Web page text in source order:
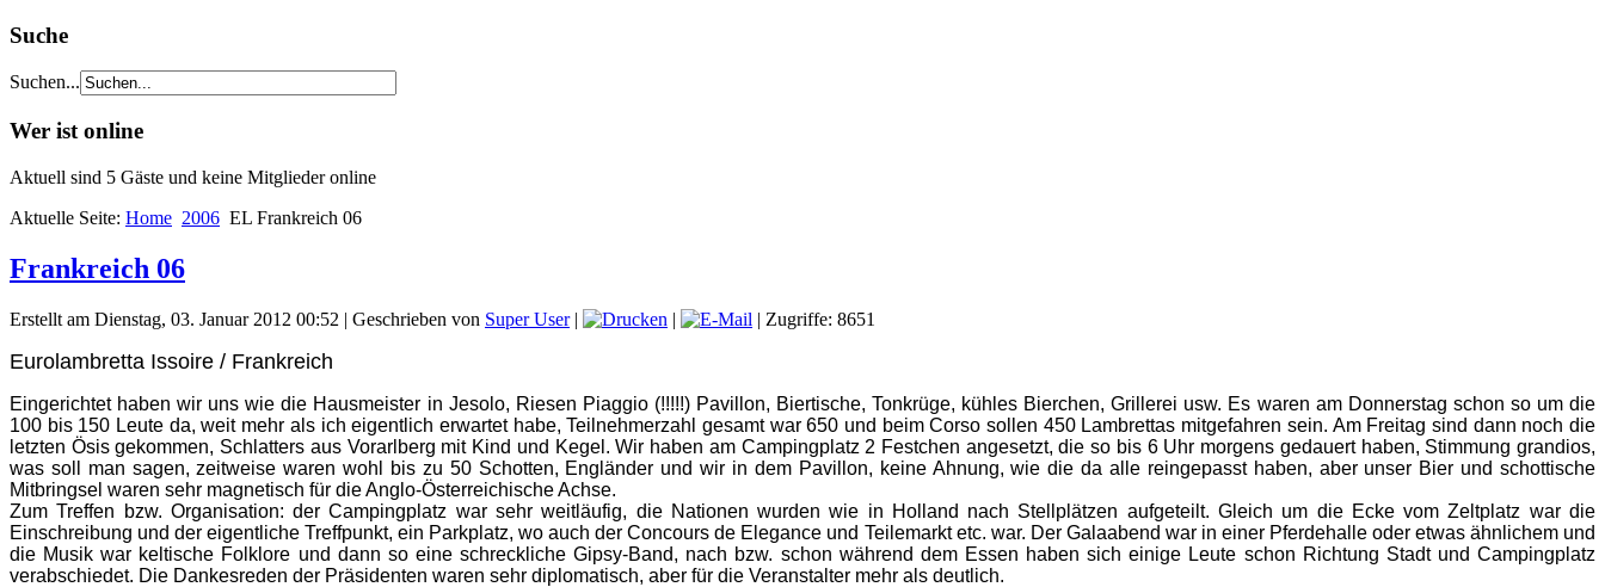
Suche
Suchen...
Wer ist online
Aktuell sind 5 Gäste und keine Mitglieder online
Aktuelle Seite: Home 2006 EL Frankreich 06
Frankreich 06
Erstellt am Dienstag, 03. Januar 2012 00:52 | Geschrieben von Super User| | | Zugriffe: 8651
Eurolambretta Issoire / Frankreich
Eingerichtet haben wir uns wie die Hausmeister in Jesolo, Riesen Piaggio (!!!!!) Pavillon, Biertische, Tonkrüge, kühles Bierchen, Grillerei usw. Es waren am Donnerstag schon so um die
100 bis 150 Leute da, weit mehr als ich eigentlich erwartet habe, Teilnehmerzahl gesamt war 650 und beim Corso sollen 450 Lambrettas mitgefahren sein. Am Freitag sind dann noch die
letzten Ösis gekommen, Schlatters aus Vorarlberg mit Kind und Kegel. Wir haben am Campingplatz 2 Festchen angesetzt, die so bis 6 Uhr morgens gedauert haben, Stimmung grandios,
was soll man sagen, zeitweise waren wohl bis zu 50 Schotten, Engländer und wir in dem Pavillon, keine Ahnung, wie die da alle reingepasst haben, aber unser Bier und schottische
Mitbringsel waren sehr magnetisch für die Anglo-Österreichische Achse.
Zum Treffen bzw. Organisation: der Campingplatz war sehr weitläufig, die Nationen wurden wie in Holland nach Stellplätzen aufgeteilt. Gleich um die Ecke vom Zeltplatz war die
Einschreibung und der eigentliche Treffpunkt, ein Parkplatz, wo auch der Concours de Elegance und Teilemarkt etc. war. Der Galaabend war in einer Pferdehalle oder etwas ähnlichem und
die Musik war keltische Folklore und dann so eine schreckliche Gipsy-Band, nach bzw. schon während dem Essen haben sich einige Leute schon Richtung Stadt und Campingplatz
verabschiedet. Die Dankesreden der Präsidenten waren sehr diplomatisch, aber für die Veranstalter mehr als deutlich.